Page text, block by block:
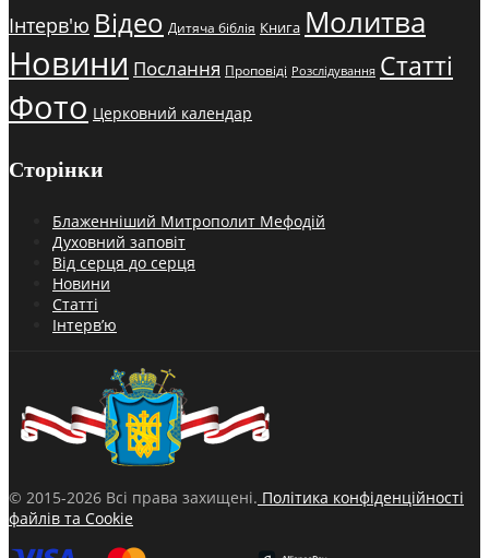
Інтерв'ю Відео Дитяча біблія Книга Молитва
Новини Послання Проповіді Розслідування Статті
Фото Церковний календар
Сторінки
Блаженніший Митрополит Мефодій
Духовний заповіт
Від серця до серця
Новини
Статті
Інтерв’ю
© 2015-2026 Всі права захищені. Політика конфіденційності
файлів та Cookie